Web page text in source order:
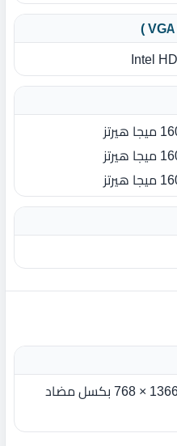
- شاشة 12.5 بوصة HD بدقة 1366 × 768 بكسل مضاد